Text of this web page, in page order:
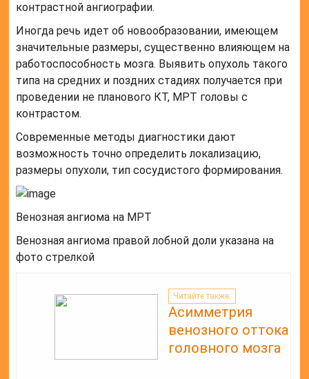
контрастной ангиографии.
Иногда речь идет об новообразовании, имеющем
значительные размеры, существенно влияющем на
работоспособность мозга. Выявить опухоль такого
типа на средних и поздних стадиях получается при
проведении не планового КТ, МРТ головы с
контрастом.
Современные методы диагностики дают
возможность точно определить локализацию,
размеры опухоли, тип сосудистого формирования.
Венозная ангиома на МРТ
Венозная ангиома правой лобной доли указана на
фото стрелкой
Читайте также:
Асимметрия
венозного оттока
головного мозга